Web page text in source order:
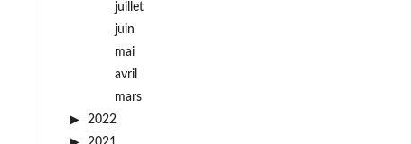
juillet
juin
mai
avril
mars
2022